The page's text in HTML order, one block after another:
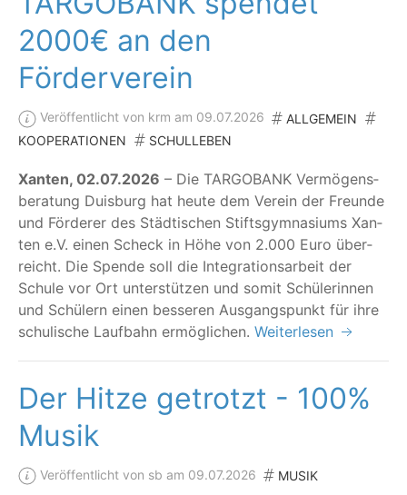
2000€ an den
Förderverein
Veröffentlicht von krm am 09.07.2026
ALLGEMEIN
KOOPERATIONEN
SCHULLEBEN
Xan­ten, 02.07.2026 – Die TARG­OBANK Ver­mö­gens­
be­ra­tung Duis­burg hat heu­te dem Ver­ein der Freun­de
und För­de­rer des Städ­ti­schen Stifts­gym­na­si­ums Xan­
ten e.V. einen Scheck in Höhe von 2.000 Euro über­
reicht. Die Spen­de soll die Inte­gra­ti­ons­ar­beit der
Schu­le vor Ort unter­stüt­zen und somit Schü­le­rin­nen
und Schü­lern einen bes­se­ren Aus­gangs­punkt für ihre
schu­li­sche Lauf­bahn ermöglichen. Weiterlesen
Der Hitze getrotzt - 100%
Musik
Veröffentlicht von sb am 09.07.2026 MUSIK